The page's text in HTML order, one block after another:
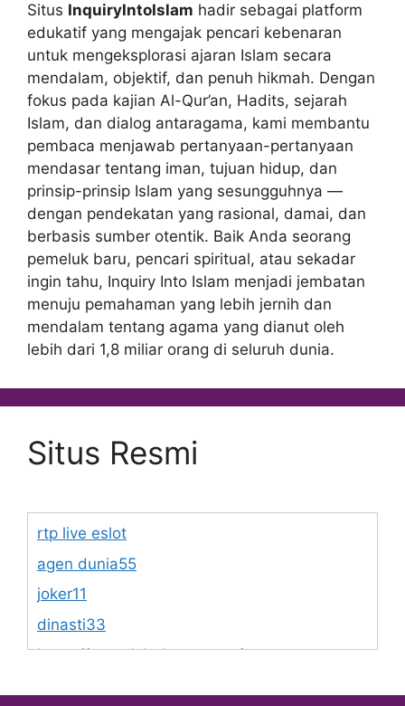
Situs InquiryIntoIslam hadir sebagai platform
edukatif yang mengajak pencari kebenaran
untuk mengeksplorasi ajaran Islam secara
mendalam, objektif, dan penuh hikmah. Dengan
fokus pada kajian Al-Qur’an, Hadits, sejarah
Islam, dan dialog antaragama, kami membantu
pembaca menjawab pertanyaan-pertanyaan
mendasar tentang iman, tujuan hidup, dan
prinsip-prinsip Islam yang sesungguhnya —
dengan pendekatan yang rasional, damai, dan
berbasis sumber otentik. Baik Anda seorang
pemeluk baru, pencari spiritual, atau sekadar
ingin tahu, Inquiry Into Islam menjadi jembatan
menuju pemahaman yang lebih jernih dan
mendalam tentang agama yang dianut oleh
lebih dari 1,8 miliar orang di seluruh dunia.
Situs Resmi
rtp live eslot
agen dunia55
joker11
dinasti33
https://www.lsbphotos.com/team